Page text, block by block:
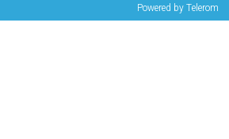
Powered by Telerom